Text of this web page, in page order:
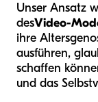
Unser Ansatz
desVideo-
ihre
ausführen,
schaffen
und das